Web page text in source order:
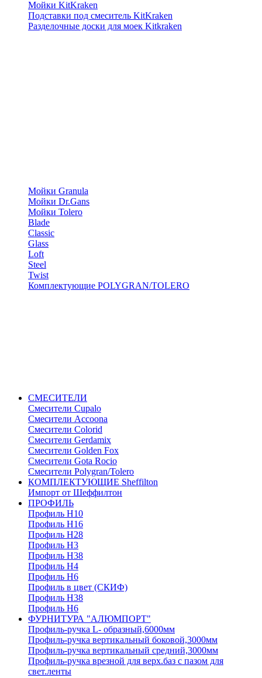
Мойки KitKraken
Подставки под смеситель KitKraken
Разделочные доски для моек Kitkraken
Мойки Granula
Мойки Dr.Gans
Мойки Tolero
Blade
Classic
Glass
Loft
Steel
Twist
Комплектующие POLYGRAN/TOLERO
СМЕСИТЕЛИ
Cмесители Cupalo
Смесители Accoona
Смесители Colorid
Смесители Gerdamix
Смесители Golden Fox
Смесители Gota Rocio
Смесители Polygran/Tolero
КОМПЛЕКТУЮЩИЕ Sheffilton
Импорт от Шеффилтон
ПРОФИЛЬ
Профиль H10
Профиль H16
Профиль H28
Профиль H3
Профиль H38
Профиль H4
Профиль H6
Профиль в цвет (СКИФ)
Профиль H38
Профиль H6
ФУРНИТУРА "АЛЮМПОРТ"
Профиль-ручка L- образный,6000мм
Профиль-ручка вертикальный боковой,3000мм
Профиль-ручка вертикальный средний,3000мм
Профиль-ручка врезной для верх.баз с пазом для
свет.ленты